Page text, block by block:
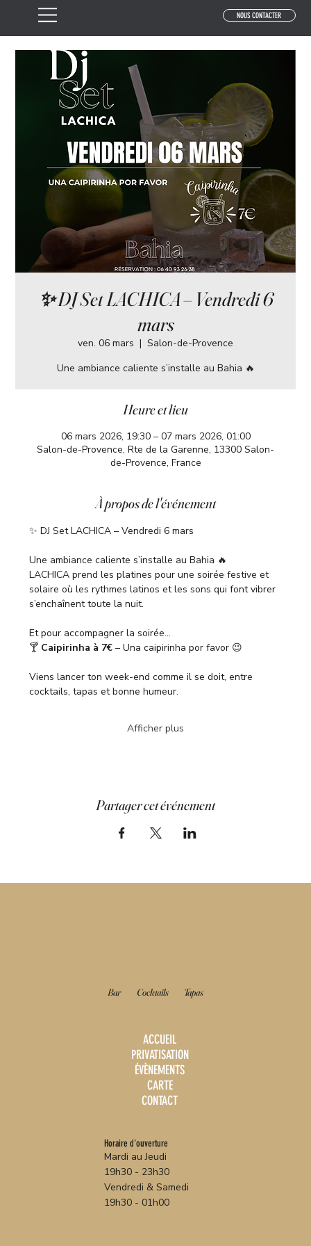
NOUS CONTACTER
✨ DJ Set LACHICA – Vendredi 6
mars
ven. 06 mars
  |
Salon-de-Provence
Une ambiance caliente s’installe au Bahia 🔥
Heure et lieu
06 mars 2026, 19:30 – 07 mars 2026, 01:00
Salon-de-Provence, Rte de la Garenne, 13300 Salon-
de-Provence, France
À propos de l'événement
✨ DJ Set LACHICA – Vendredi 6 mars
Une ambiance caliente s’installe au Bahia 🔥
LACHICA prend les platines pour une soirée festive et
solaire où les rythmes latinos et les sons qui font vibrer
s’enchaînent toute la nuit.
Et pour accompagner la soirée…
🍸 Caipirinha à 7€ – Una caipirinha por favor 😉
Viens lancer ton week-end comme il se doit, entre
cocktails, tapas et bonne humeur.
Afficher plus
Partager cet événement
Bar Cocktails Tapas
ACCUEIL
PRIVATISATION
ÉVÈNEMENTS
CARTE
CONTACT
Horaire d'ouverture
Mardi au Jeudi
19h30 - 23h30
Vendredi & Samedi
19h30 - 01h00